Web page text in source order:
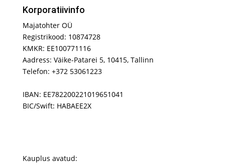
Korporatiivinfo
Majatohter OÜ
Registrikood: 10874728
KMKR: EE100771116
Aadress: Väike-Patarei 5, 10415, Tallinn
Telefon: +372 53061223
IBAN: EE782200221019651041
BIC/Swift: HABAEE2X
Kauplus avatud: